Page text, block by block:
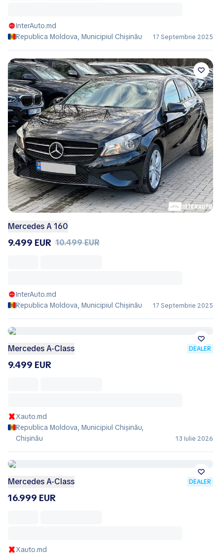
InterAuto.md
Republica Moldova, Municipiul Chișinău
17 Septembrie 2025
Mercedes A 160
9.499 EUR 10.499 EUR
InterAuto.md
Republica Moldova, Municipiul Chișinău
17 Septembrie 2025
Mercedes A-Class DEALER
9.499 EUR
Xauto.md
Republica Moldova, Municipiul Chișinău,
Chișinău
13 Iulie 2026
Mercedes A-Class DEALER
16.999 EUR
Xauto.md